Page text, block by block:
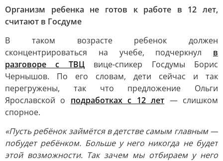
Организм ребенка не готов к работе в 12 лет,
считают в Госдуме
В таком возрасте ребенок должен
сконцентрироваться на учебе, подчеркнул в
разговоре с ТВЦвице-спикер Госдумы Борис
Чернышов. По его словам, дети сейчас и так
перегружены, так что предложение Ольги
Ярославской о подработках с 12 лет — слишком
спорное.
«Пусть ребёнок займётся в детстве самым главным —
побудет ребёнком. Больше у него никогда не будет
этой возможности. Так зачем мы отбираем у него